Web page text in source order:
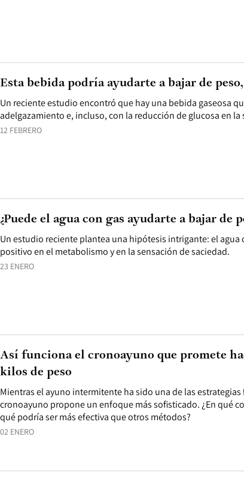
12 FEBRERO
Un reciente estudio encontró que hay una bebida gaseosa
adelgazamiento e, incluso, con la reducción de glucosa en la
Esta bebida podría ayudarte a bajar de
23 ENERO
Un estudio reciente plantea una hipótesis intrigante: el
positivo en el metabolismo y en la sensación de saciedad.
¿Puede el agua con gas ayudarte a bajar de
02 ENERO
Mientras el ayuno intermitente ha sido una de las
cronoayuno propone un enfoque más sofisticado. ¿En qué
qué podría ser más efectiva que otros métodos?
Así funciona el cronoayuno que promete
kilos de peso